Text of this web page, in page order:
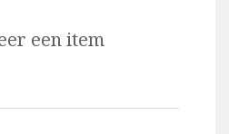
een item